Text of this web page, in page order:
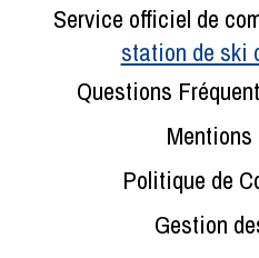
Service officiel de
station de ski
Questions
Politique de
Gestion